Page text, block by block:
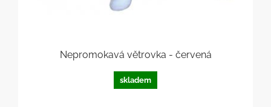
Nepromokavá větrovka - červená
skladem